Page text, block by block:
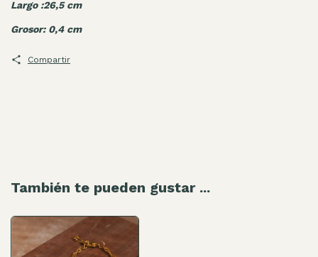
Largo :26,5 cm
Grosor: 0,4 cm
Compartir
También te pueden gustar ...